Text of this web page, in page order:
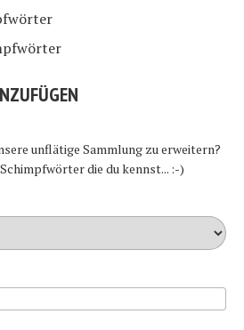
unflätige Sammlung zu erweitern?
die du kennst... :-)